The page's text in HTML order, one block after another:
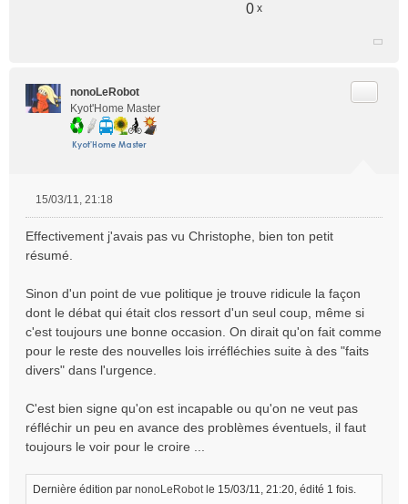
0 x
nonoLeRobot
Kyot'Home Master
s
s
g
e
n
l
15/03/11, 21:18
Effectivement j'avais pas vu Christophe, bien ton petit
résumé.
Sinon d'un point de vue politique je trouve ridicule la façon
dont le débat qui était clos ressort d'un seul coup, même si
c'est toujours une bonne occasion. On dirait qu'on fait comme
pour le reste des nouvelles lois irréfléchies suite à des "faits
divers" dans l'urgence.
C'est bien signe qu'on est incapable ou qu'on ne veut pas
réfléchir un peu en avance des problèmes éventuels, il faut
toujours le voir pour le croire ...
Dernière édition par nonoLeRobotle 15/03/11, 21:20, édité 1 fois.